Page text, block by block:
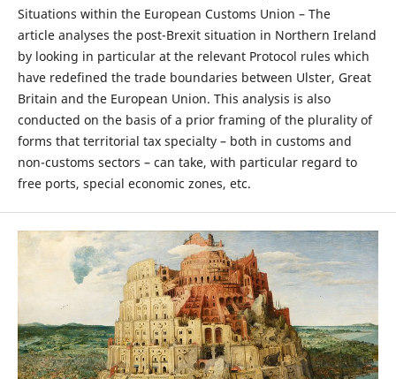
Situations within the European Customs Union – The
article analyses the post-Brexit situation in Northern Ireland
by looking in particular at the relevant Protocol rules which
have redefined the trade boundaries between Ulster, Great
Britain and the European Union. This analysis is also
conducted on the basis of a prior framing of the plurality of
forms that territorial tax specialty – both in customs and
non-customs sectors – can take, with particular regard to
free ports, special economic zones, etc.